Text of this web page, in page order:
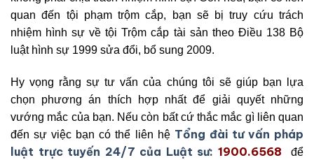
quan đến tội phạm trộm cắp, bạn sẽ bị truy cứu trách
nhiệm hình sự về tội Trộm cắp tài sản theo Điều 138 Bộ
luật hình sự 1999 sửa đổi, bổ sung 2009.
Hy vọng rằng sự tư vấn của chúng tôi sẽ giúp bạn lựa
chọn phương án thích hợp nhất để giải quyết những
vướng mắc của bạn. Nếu còn bất cứ thắc mắc gì liên quan
đến sự việc bạn có thể liên hệ Tổng đài tư vấn pháp
luật trực tuyến 24/7 của Luật sư: 1900.6568
để